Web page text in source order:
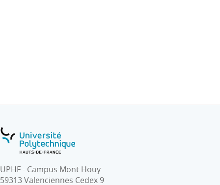
UPHF - Campus Mont Houy
59313 Valenciennes Cedex 9